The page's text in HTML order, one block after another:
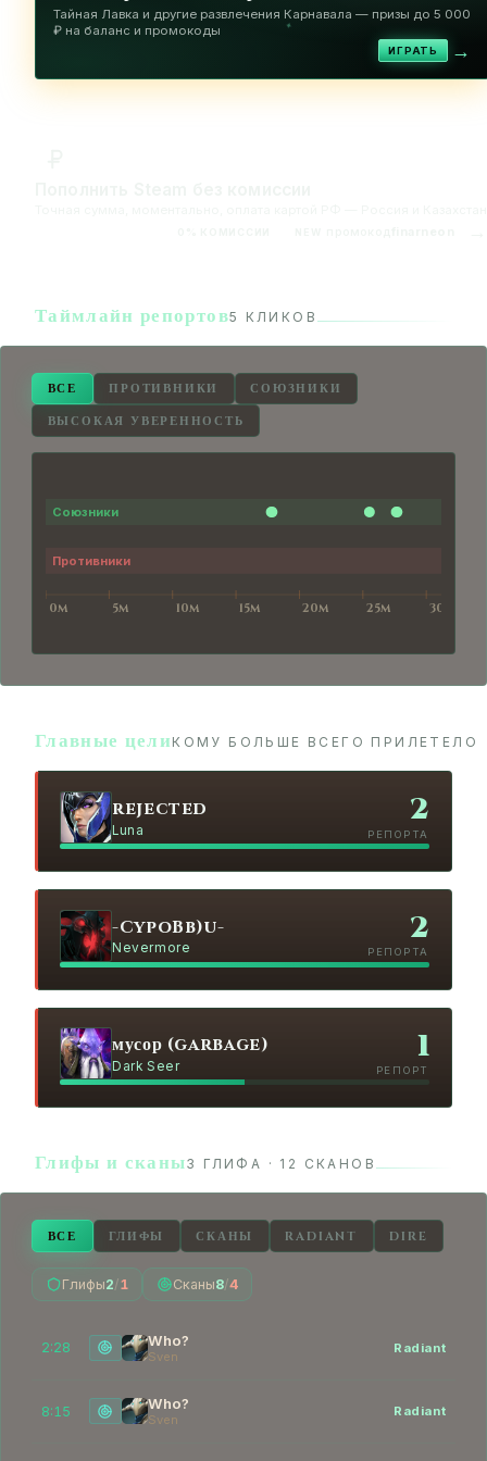
✦
Тайная Лавка и другие развлечения Карнавала — призы до 5 000
₽ на баланс и промокоды
ИГРАТЬ →
Таймлайн репортов5 КЛИКОВ
ВСЕ ПРОТИВНИКИ
СОЮЗНИКИ
ВЫСОКАЯ УВЕРЕННОСТЬ
Главные цели КОМУ БОЛЬШЕ ВСЕГО ПРИЛЕТЕЛО
rejected
Luna
2
РЕПОРТА
-CypoBb)u-
Nevermore
2
РЕПОРТА
мусор (garbage)
Dark Seer
1
РЕПОРТ
Глифы и сканы3 ГЛИФА · 12 СКАНОВ
ВСЕ ГЛИФЫ СКАНЫ RADIANT DIRE
Глифы2/1 Сканы8/4
2:28 Who?
Sven
Radiant
8:15 Who?
Sven
Radiant